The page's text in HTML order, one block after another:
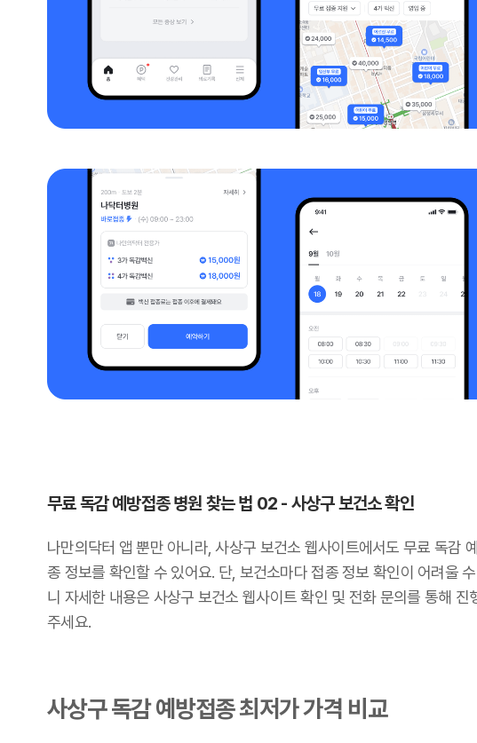
무료 독감 예방접종 병원 찾는 법 02 - 사상구 보건소 확인
나만의닥터 앱 뿐만 아니라, 사상구 보건소 웹사이트에서도 무료 독감
종 정보를 확인할 수 있어요. 단, 보건소마다 접종 정보 확인이 어려울
니 자세한 내용은 사상구 보건소 웹사이트 확인 및 전화 문의를 통해 진
주세요.
사상구 독감 예방접종 최저가 가격 비교